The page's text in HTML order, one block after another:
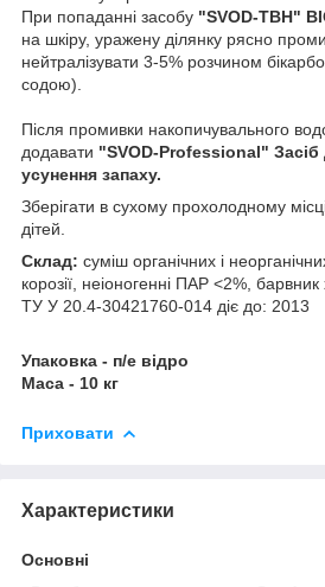
При попаданні засобу "SVOD-ТВН"
на шкіру, уражену ділянку рясно
нейтралізувати 3-5% розчином
содою).
Після промивки накопичувального
додавати "SVOD-Professional" Засіб
усунення запаху.
Зберігати в сухому прохолодному
дітей.
Склад: суміш органічних і
корозії, неіоногенні ПАР <2%, барвник
ТУ У 20.4-30421760-014 діє до: 2013
Упаковка - п/е відро
Маса - 10 кг
Приховати
Характеристики
Основні